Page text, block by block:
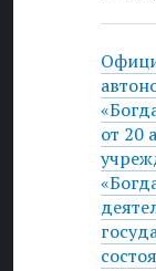
от 20